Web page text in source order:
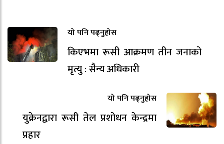
यो पनि पढ्नुहोस
किएभमा रूसी आक्रमण तीन जनाको
मृत्यु : सैन्य अधिकारी
यो पनि पढ्नुहोस
युक्रेनद्वारा रूसी तेल प्रशोधन केन्द्रमा
प्रहार